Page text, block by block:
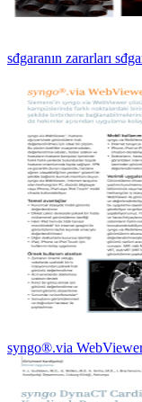
sđgaranın zararları
syngo®.via